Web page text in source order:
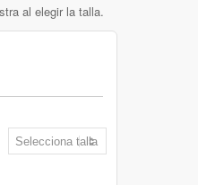
al elegir la talla.